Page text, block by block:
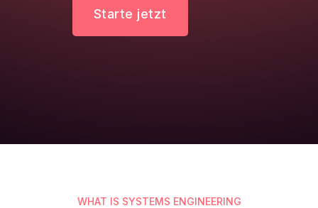
Starte jetzt
WHAT IS SYSTEMS ENGINEERING